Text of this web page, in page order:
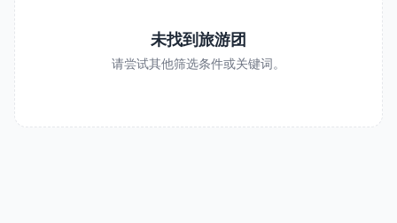
未找到旅游团
请尝试其他筛选条件或关键词。